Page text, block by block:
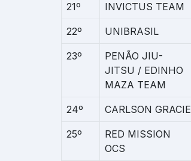
21º INVICTUS TEAM
22º UNIBRASIL
23º
PENÃO JIU-
JITSU / EDINHO
MAZA TEAM
24º CARLSON GRACIE
25º
RED MISSION
OCS